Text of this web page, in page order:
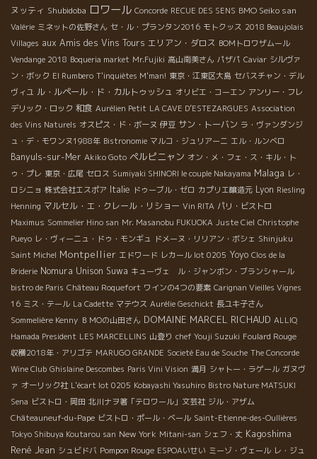
ヌッティ Shubidoba ロワール Concorde RECUE DES SENS BMO Seiko san
Valérie ミネットの佐野さん セ・ル・プランタン2016 モトクッス 2018 Beaujolais
Villages aux Amis des Vins Tours エリアン・ダロス BOMトロワザムール
Vendange 2018 Boqueria market Mr.Fujiki 高山南美さん パザパ Caviar シルヴァ
ン・ボック El Rumbero T'inquiètes M'man! 東京・江東区大島 セバスチャン・デル
ヴィユ ル・ルペール・ド・カルトゥッシュ オリビエ・コーエン アンリー・フレ
デリック・ロック 和食 Aurélien Petit LA CAVE D’ESTEZARGUES Association
des Vins Naturels オスピス・ド・ボーヌ 伊豆 サン・トーバン ラ・ヴァンダンジ
ュ・デ・モワンヌ1988年 Bistronomie マルコ・ジュリアーニ エル・ルンベロ
Banyuls-sur-Mer Akiko Goto ペルピニャン オン・メ・フェ・ス・キル・ト
ゥ・プレ 東京・広尾 セロス Sumiyaki SHINORI le couple Nakayama Malaga レ・
ロシニョ 株式会社エスポア Italie ドゥーブル・ゼロ カプリエ醸造元 Lyon Riesling
Henning マルセル・エ・クレール・リショー Vin RITA パリ・ビストロ
Maximus Sommelier Hino san Mr. Masanobu FUKUOKA Juste Ciel Christophe
Pueyo レ・ヴィーニュ・ドゥ・モンギュ ドメーヌ・リリアン・ボシェ Shinjuku
Saint Michel Montpellier エドワード レカール lot 0205 Yoyo Clos de la
Briderie Nomura Unison Suwa キューヴェ ル・ジャンボン・ブランシャール
bistro de Paris Château Roquefort ワインの4つの要素 Carignan Vieilles Vignes
16 ミス・テール La Cadette マテウス Aurélie Geschickt 長ユキ子さん
Sommelière Kenny ＢＭОの山田さん DOMAINE MARCEL RICHAUD ALLIQ
Hamada President LES MARCELLINS 山登り chef Youji Suzuki Foulard Rouge
収穫2018年・アリゴテ MARUGO GRANDE Societé Eau de Souche The Concorde
Wine Club Ghislaine Descombes Paris Vini Vision 満月 シャトー・ラゲール ガヌヴ
ァ オーリック社 L'écart lot 0205 Kobayashi Yasuhiro Bistro Nature MATSUKI
Sena ビストロ・岡田 北川ナヲ著「テロワール」文芸社 ジル・アザム
Châteauneuf-du-Pape ビストロ・ポール・ベール Saint-Etienne-des-Oullières
Tokyo Shibuya Koutarou san New York Mitani-san シェフ・丈 Kagoshima
René Jean シュビドバ Pompon Rouge ESPOAいせい ミーゾ・ヴェール レ・ジュ